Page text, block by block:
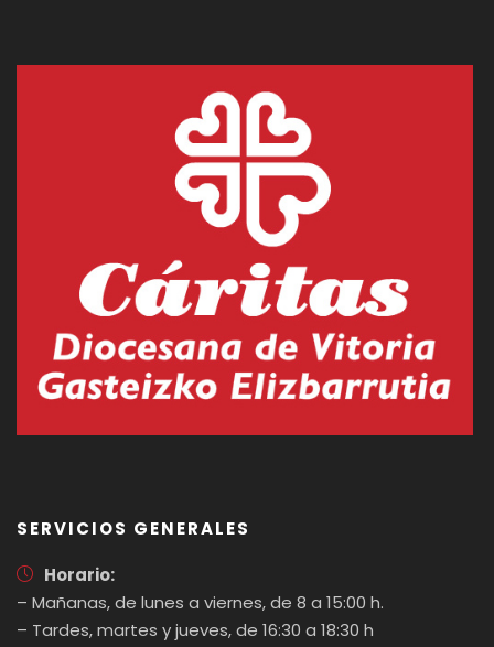
SERVICIOS GENERALES
Horario:
– Mañanas, de lunes a viernes, de 8 a 15:00 h.
– Tardes, martes y jueves, de 16:30 a 18:30 h